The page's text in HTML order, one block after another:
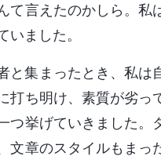
て言えたのかしら。私
いました。
と集まったとき、私は
打ち明け、素質が劣っ
つ挙げていきました。
文章のスタイルもまっ